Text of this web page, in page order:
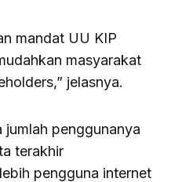
mandat UU KIP
masyarakat
jelasnya.
penggunanya
terakhir
pengguna internet